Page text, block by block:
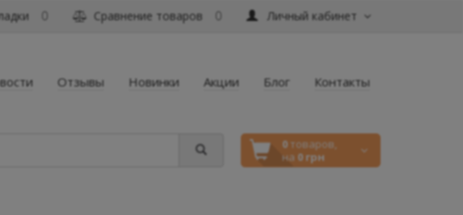
Личный кабинет
0 Сравнение товаров 0
Отзывы Новинки Акции Блог Контакты
0товаров,
на 0 грн